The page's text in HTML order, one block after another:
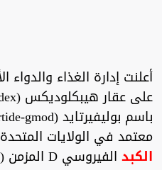
معتمد في الولايات المتحدة
الكبد الفيروسي D المزمن (HDV).